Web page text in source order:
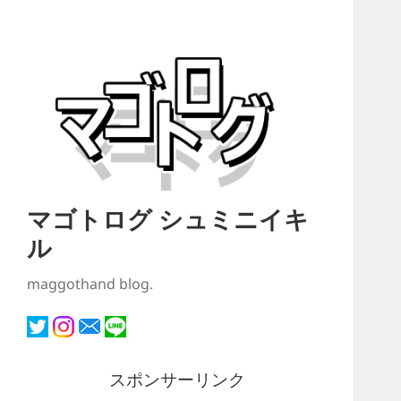
マゴトログ シュミニイキ
ル
maggothand blog.
スポンサーリンク